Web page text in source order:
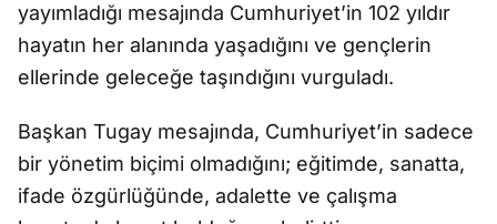
yayımladığı mesajında Cumhuriyet’in 102 yıldır
hayatın her alanında yaşadığını ve gençlerin
ellerinde geleceğe taşındığını vurguladı.
Başkan Tugay mesajında, Cumhuriyet’in sadece
bir yönetim biçimi olmadığını; eğitimde, sanatta,
ifade özgürlüğünde, adalette ve çalışma